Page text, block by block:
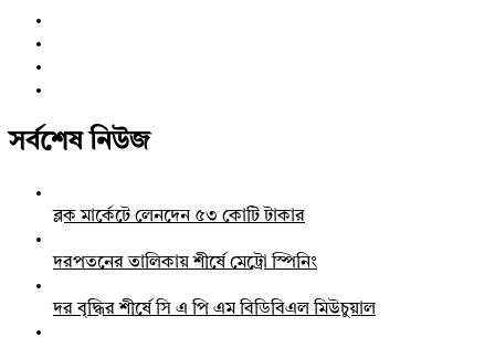
সর্বশেষ নিউজ
ব্লক মার্কেটে লেনদেন ৫৩ কোটি টাকার
দরপতনের তালিকায় শীর্ষে মেট্রো স্পিনিং
দর বৃদ্ধির শীর্ষে সি এ পি এম বিডিবিএল মিউচুয়াল